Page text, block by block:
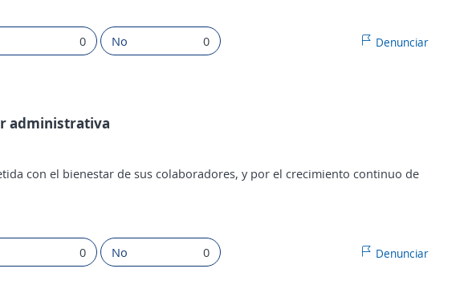
0 No 0 Denunciar
administrativa
con el bienestar de sus colaboradores, y por el crecimiento continuo de
0 No 0 Denunciar